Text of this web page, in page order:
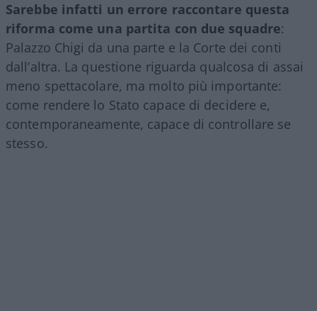
Sarebbe infatti un errore raccontare questa
riforma come una partita con due squadre:
Palazzo Chigi da una parte e la Corte dei conti
dall’altra. La questione riguarda qualcosa di assai
meno spettacolare, ma molto più importante:
come rendere lo Stato capace di decidere e,
contemporaneamente, capace di controllare se
stesso.